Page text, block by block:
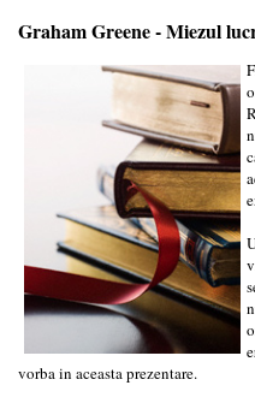
Graham Greene - Miezul
vorba in aceasta prezentare.